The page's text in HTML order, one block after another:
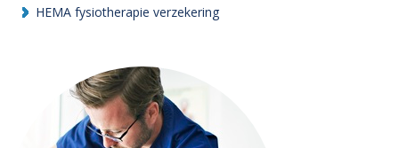
HEMA fysiotherapie verzekering